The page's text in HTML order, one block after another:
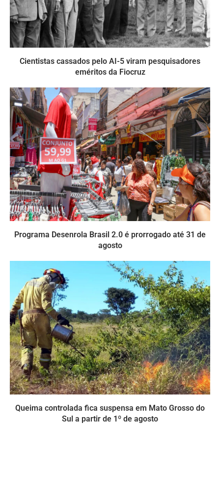
Cientistas cassados pelo AI-5 viram pesquisadores
eméritos da Fiocruz
Programa Desenrola Brasil 2.0 é prorrogado até 31 de
agosto
Queima controlada fica suspensa em Mato Grosso do
Sul a partir de 1º de agosto